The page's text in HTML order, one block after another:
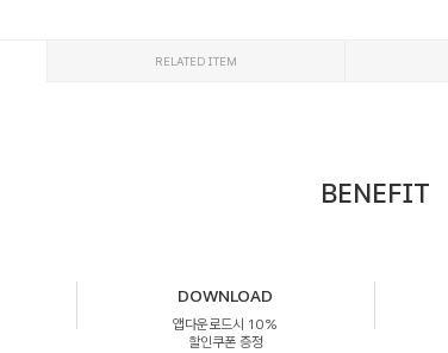
RELATED ITEM
BENEFIT
DOWNLOAD
앱다운로드시 10%
할인쿠폰 증정